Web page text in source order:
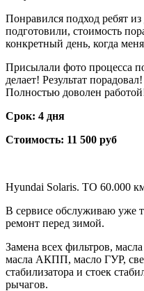
Понравился подход ребят
подготовили, стоимость
конкретный день, когда
Присылали фото процесса
делает! Результат
Полностью доволен
Срок: 4 дня
Стоимость: 11 500 руб
Hyundai Solaris. ТО 60.000
В сервисе обслуживаю уже
ремонт перед зимой.
Замена всех фильтров,
масла АКПП, масло ГУР,
стабилизатора и стоек
рычагов.